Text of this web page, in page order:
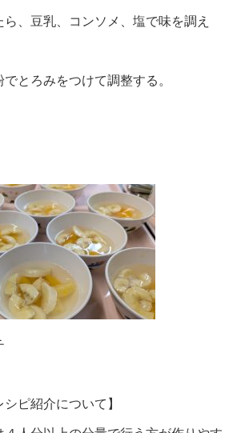
、豆乳、コンソメ、塩で味を調え
とろみをつけて調整する。
シピ紹介について】